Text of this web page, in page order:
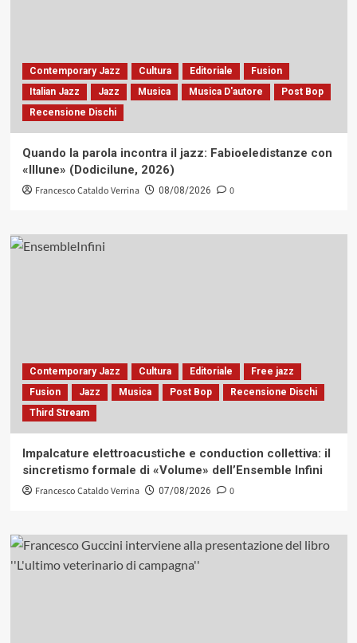
Contemporary Jazz Cultura Editoriale
Fusion
Italian Jazz
Jazz Musica Musica D'autore
Post Bop
Recensione Dischi
Quando la parola incontra il jazz: Fabioeledistanze con
«Illune» (Dodicilune, 2026)
Francesco Cataldo Verrina 08/08/2026 0
Contemporary Jazz Cultura Editoriale
Free jazz
Fusion
Jazz Musica Post Bop
Recensione Dischi
Third Stream
Impalcature elettroacustiche e conduction collettiva: il
sincretismo formale di «Volume» dell’Ensemble Infini
Francesco Cataldo Verrina 07/08/2026 0